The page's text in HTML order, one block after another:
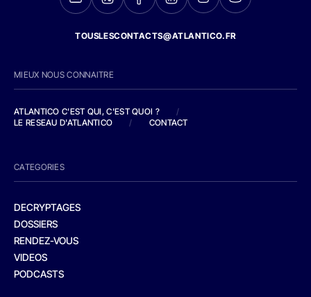
TOUSLESCONTACTS@ATLANTICO.FR
MIEUX NOUS CONNAITRE
ATLANTICO C'EST QUI, C'EST QUOI ?
/
LE RESEAU D'ATLANTICO
/ CONTACT
CATEGORIES
DECRYPTAGES
DOSSIERS
RENDEZ-VOUS
VIDEOS
PODCASTS